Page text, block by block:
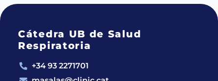
Cátedra UB de Salud
Respiratoria
+34 93 2271701